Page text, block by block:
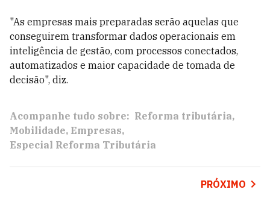
"As empresas mais preparadas serão aquelas que
conseguirem transformar dados operacionais em
inteligência de gestão, com processos conectados,
automatizados e maior capacidade de tomada de
decisão", diz.
Acompanhe tudo sobre: Reforma tributária
Mobilidade Empresas
Especial Reforma Tributária
PRÓXIMO